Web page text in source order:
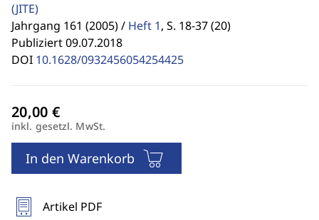
(JITE)
Jahrgang 161 (2005) / Heft 1, S. 18-37 (20)
Publiziert 09.07.2018
DOI 10.1628/0932456054254425
inkl. gesetzl. MwSt.
In den Warenkorb
Artikel PDF